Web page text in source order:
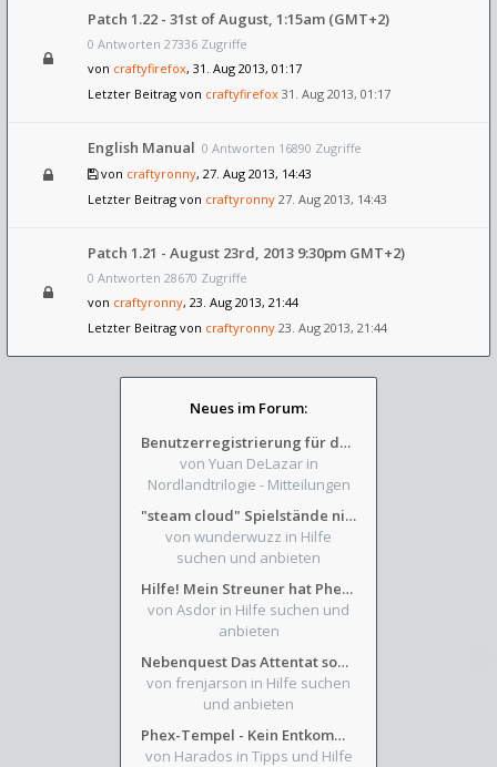
Patch 1.22 - 31st of August, 1:15am (GMT+2)
0 Antworten 27336 Zugriffe
von craftyfirefox, 31. Aug 2013, 01:17
Letzter Beitrag von craftyfirefox 31. Aug 2013, 01:17
English Manual 0 Antworten 16890 Zugriffe
von craftyronny, 27. Aug 2013, 14:43
Letzter Beitrag von craftyronny 27. Aug 2013, 14:43
Patch 1.21 - August 23rd, 2013 9:30pm GMT+2)
0 Antworten 28670 Zugriffe
von craftyronny, 23. Aug 2013, 21:44
Letzter Beitrag von craftyronny 23. Aug 2013, 21:44
Neues im Forum:
Benutzerregistrierung für das SchickHD-/SchweifHD-Forum gesperrt
von Yuan DeLazar in
Nordlandtrilogie - Mitteilungen
"steam cloud" Spielstände nicht verfügbar
von wunderwuzz in Hilfe
suchen und anbieten
Hilfe! Mein Streuner hat Phexens Gunst verloren...
von Asdor in Hilfe suchen und
anbieten
Nebenquest Das Attentat sowie Beilunker Reiter und zwei kleine Ausrüstungsfragen
von frenjarson in Hilfe suchen
und anbieten
Phex-Tempel - Kein Entkommen aus Weinkeller/Bibliothek Trakt
von Harados in Tipps und Hilfe